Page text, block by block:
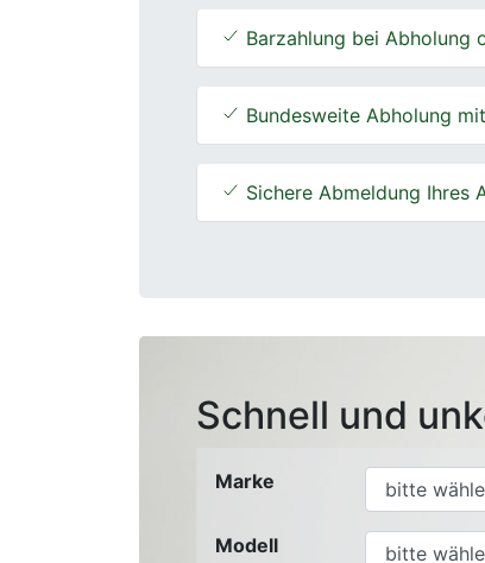
Barzahlung bei Abholung
Bundesweite Abholung
Sichere Abmeldung Ihres
Schnell und
Marke
Modell